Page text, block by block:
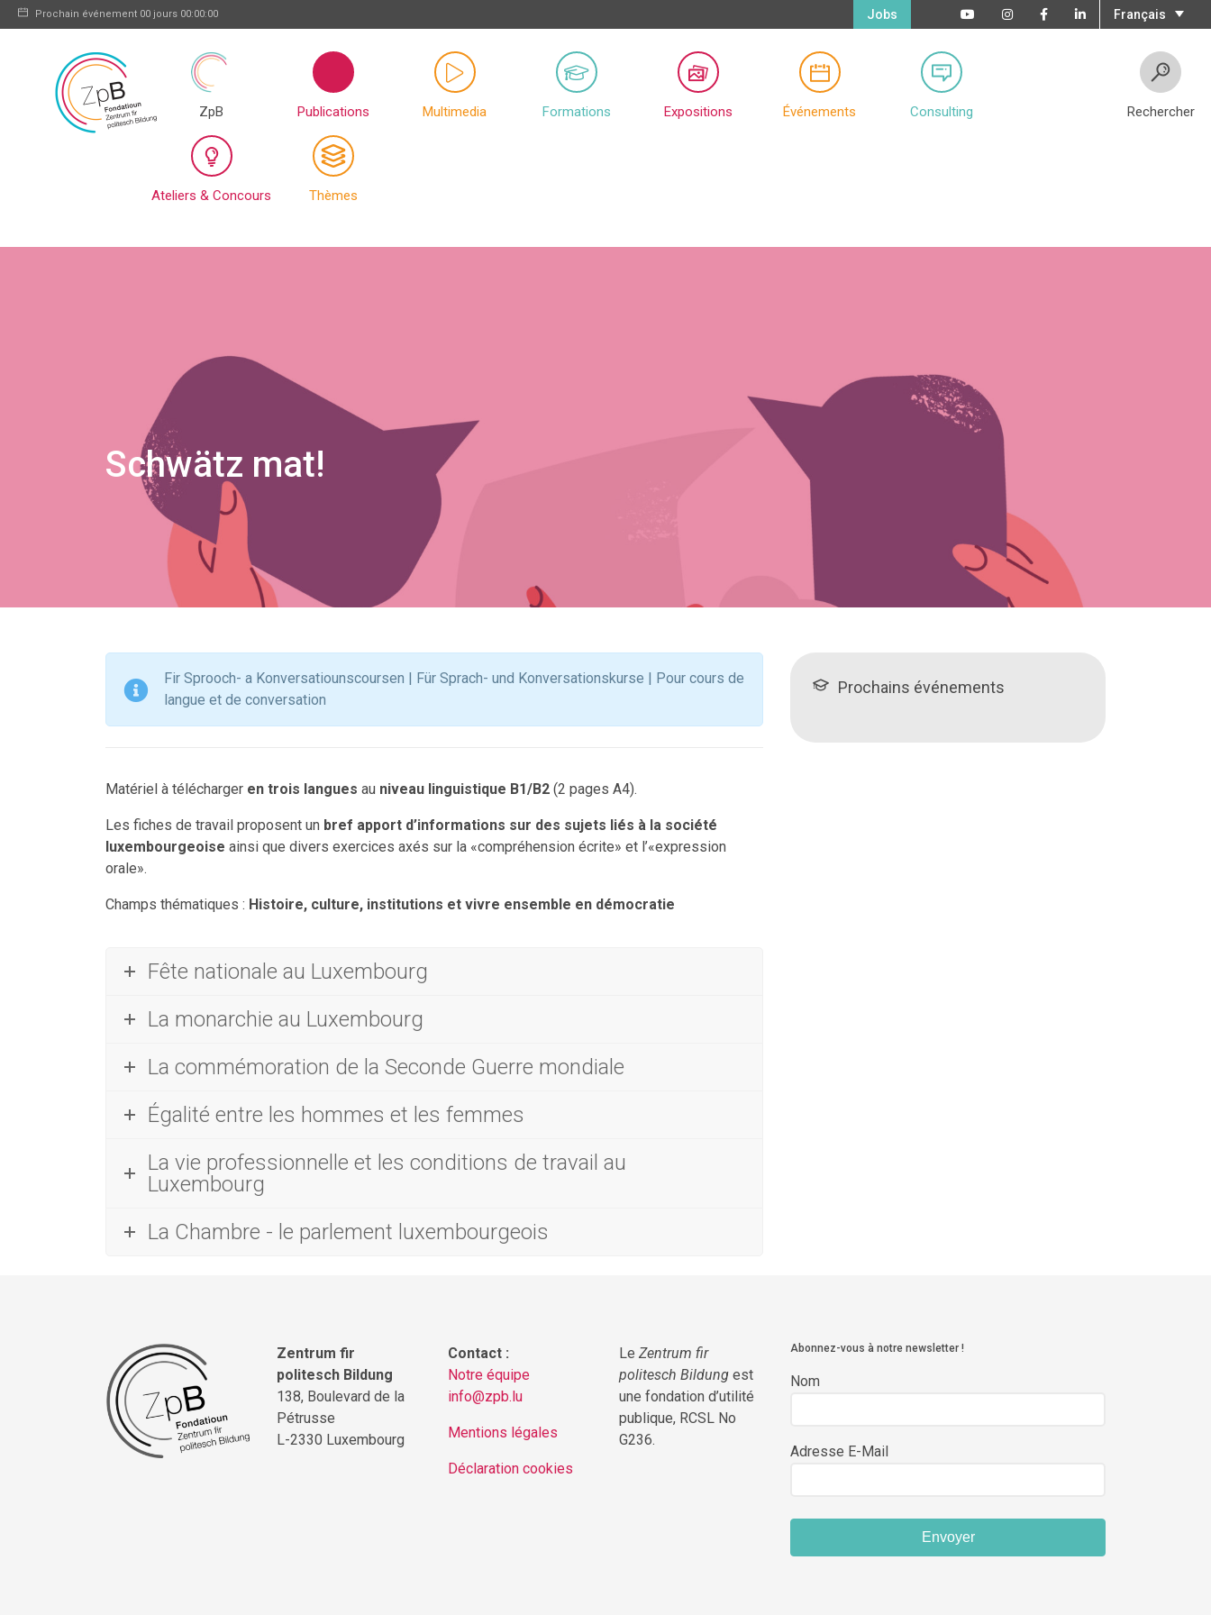
Prochain événement 00 jours 00:00:00 Français
Jobs
ZpB Publications Multimedia Formations Expositions Événements Consulting
Ateliers & Concours Thèmes
Rechercher
Schwätz mat!
Fir Sprooch- a Konversatiounscoursen | Für Sprach- und Konversationskurse | Pour cours de
langue et de conversation
Matériel à télécharger en trois langues au niveau linguistique B1/B2 (2 pages A4).
Les fiches de travail proposent un bref apport d’informations sur des sujets liés à la société
luxembourgeoise ainsi que divers exercices axés sur la «compréhension écrite» et l’«expression
orale».
Champs thématiques : Histoire, culture, institutions et vivre ensemble en démocratie
Fête nationale au Luxembourg
La monarchie au Luxembourg
La commémoration de la Seconde Guerre mondiale
Égalité entre les hommes et les femmes
La vie professionnelle et les conditions de travail au
Luxembourg
La Chambre - le parlement luxembourgeois
Prochains événements
Zentrum fir
politesch Bildung
138, Boulevard de la
Pétrusse
L-2330 Luxembourg
Contact :
Notre équipe
info@zpb.lu
Mentions légales
Déclaration cookies
Le Zentrum fir
politesch Bildung est
une fondation d’utilité
publique, RCSL No
G236.
Abonnez-vous à notre newsletter !
Nom
Adresse E-Mail
Envoyer